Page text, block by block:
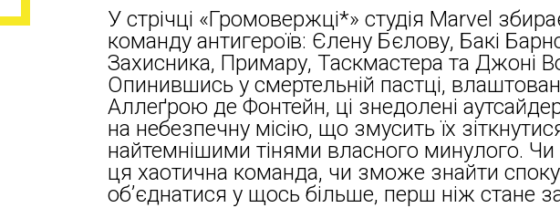
У стрічці «Громовержці*» студія Marvel
команду антигероїв: Єлену Бєлову, Бакі
Захисника, Примару, Таскмастера та Джоні
Опинившись у смертельній пастці,
Аллеґрою де Фонтейн, ці знедолені
на небезпечну місію, що змусить їх
найтемнішими тінями власного минулого. Чи
ця хаотична команда, чи зможе знайти
об’єднатися у щось більше, перш ніж стане